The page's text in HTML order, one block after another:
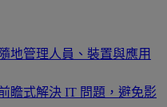
地管理人員、裝置與應用
瞻式解決 IT 問題，避免影